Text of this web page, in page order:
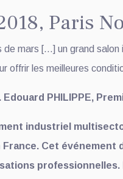
Paris
mars […] un grand
offrir les meilleures
Edouard PHILIPPE,
industriel
Cet
professionnelles.